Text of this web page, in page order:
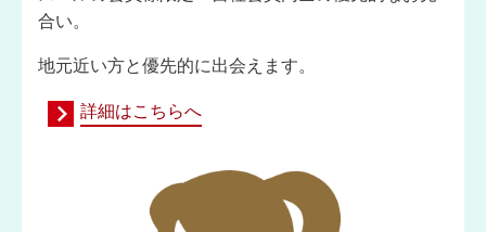
合い。
地元近い方と優先的に出会えます。
詳細はこちらへ